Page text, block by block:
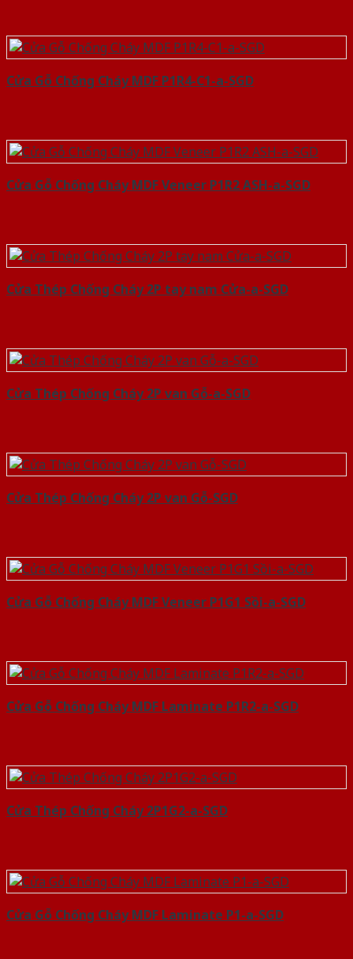
Cửa Gỗ Chống Cháy MDF P1R4-C1-a-SGD
Cửa Gỗ Chống Cháy MDF Veneer P1R2 ASH-a-SGD
Cửa Thép Chống Cháy 2P tay nam Cửa-a-SGD
Cửa Thép Chống Cháy 2P van Gỗ-a-SGD
Cửa Thép Chống Cháy 2P van Gỗ-SGD
Cửa Gỗ Chống Cháy MDF Veneer P1G1 Sồi-a-SGD
Cửa Gỗ Chống Cháy MDF Laminate P1R2-a-SGD
Cửa Thép Chống Cháy 2P1G2-a-SGD
Cửa Gỗ Chống Cháy MDF Laminate P1-a-SGD